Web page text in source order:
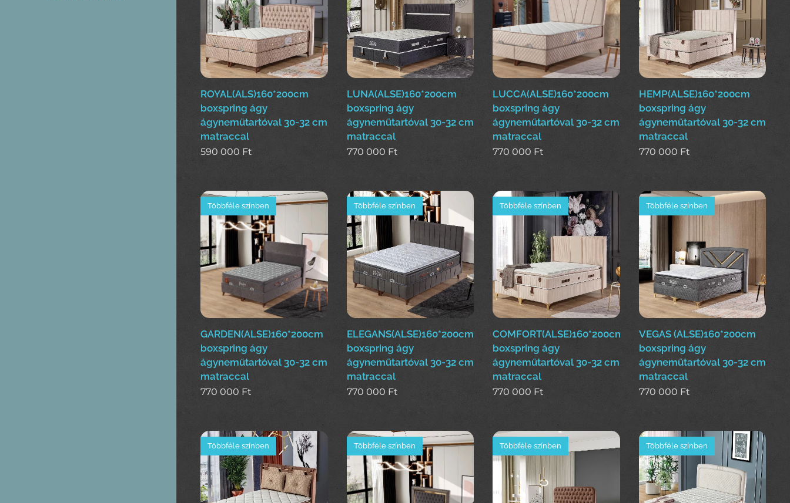
ROYAL(ALS)160*200cm
boxspring ágy
ágyneműtartóval 30-32 cm
matraccal
590 000 Ft
LUNA(ALSE)160*200cm
boxspring ágy
ágyneműtartóval 30-32 cm
matraccal
770 000 Ft
LUCCA(ALSE)160*200cm
boxspring ágy
ágyneműtartóval 30-32 cm
matraccal
770 000 Ft
HEMP(ALSE)160*200cm
boxspring ágy
ágyneműtartóval 30-32 cm
matraccal
770 000 Ft
GARDEN(ALSE)160*200cm
boxspring ágy
ágyneműtartóval 30-32 cm
matraccal
Többféle színben
770 000 Ft
ELEGANS(ALSE)160*200cm
boxspring ágy
ágyneműtartóval 30-32 cm
matraccal
Többféle színben
770 000 Ft
COMFORT(ALSE)160*200cm
boxspring ágy
ágyneműtartóval 30-32 cm
matraccal
Többféle színben
770 000 Ft
VEGAS (ALSE)160*200cm
boxspring ágy
ágyneműtartóval 30-32 cm
matraccal
Többféle színben
770 000 Ft
Többféle színben Többféle színben Többféle színben Többféle színben